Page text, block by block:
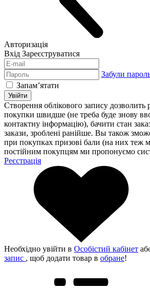
Авторизація
Вхід Зареєструватися
Забули
Запам’ятати
Увійти
Створення облікового запису дозволить
покупки швидше (не треба буде знову
контактну інформацію), бачити стан
закази, зроблені ранійше. Вы також
при покупках призові бали (на них теж
постійним покупцям ми пропонуємо
Реєстрація
Необхідно увійти в Особістий кабінет
запис , щоб додати товар в обране!